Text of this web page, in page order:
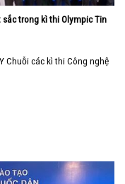
trong kì thi Olympic Tin
Chuỗi các kì thi Công nghệ